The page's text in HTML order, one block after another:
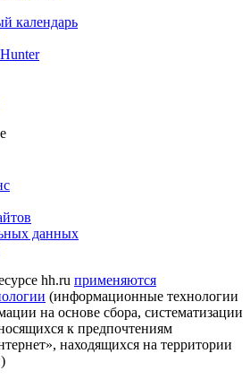
календарь
данных
hh.ru применяются
(информационные технологии
на основе сбора, систематизации
к предпочтениям
находящихся на территории